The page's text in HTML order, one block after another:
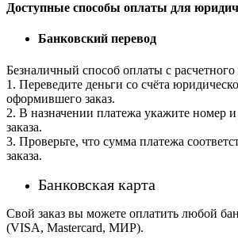
Доступные способы оплаты для
Банковский перевод
Безналичный способ оплаты с расчетного
1. Переведите деньги со счёта
оформившего заказ.
2. В назначении платежа укажите номер
заказа.
3. Проверьте, что сумма платежа
заказа.
Банковская карта
Свой заказ вы можете оплатить любой
(VISA, Mastercard, МИР).